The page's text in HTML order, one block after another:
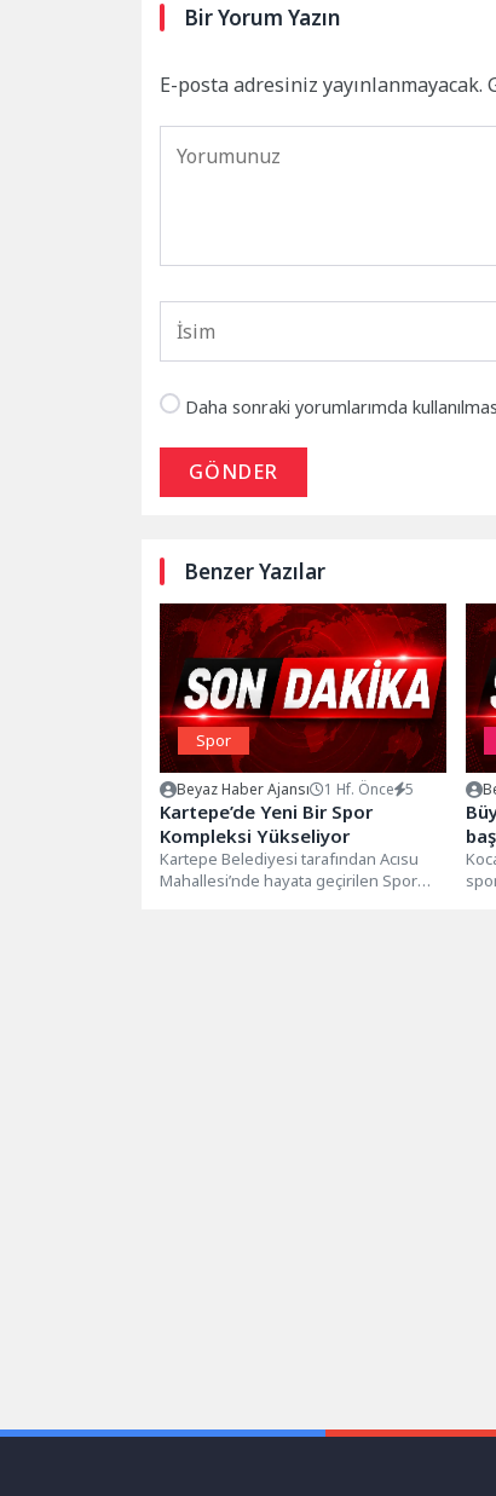
Bir Yorum Yazın
E-posta adresiniz yayınlanmayacak.
Daha sonraki yorumlarımda
GÖNDER
Benzer Yazılar
Spor
Beyaz Haber Ajansı 1 Hf. Önce 5
Kartepe’de Yeni Bir Spor
Kompleksi Yükseliyor
Kartepe Belediyesi tarafından Acısu
Mahallesi’nde hayata geçirilen Spor